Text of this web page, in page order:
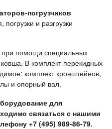
погрузчиков
и разгрузки
при помощи специальных
В комплект перекидных
комплект кронштейнов,
и опорный вал.
для
связаться с нашими
+7 (495) 989-86-79.